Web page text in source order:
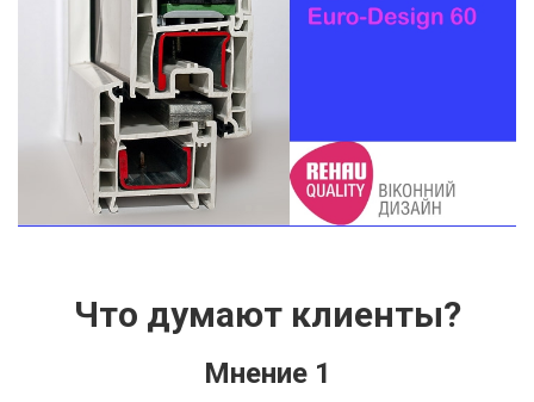
Что думают клиенты?
Мнение 1